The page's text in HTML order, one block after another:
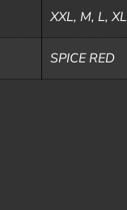
XXL, M, L, XL
SPICE RED